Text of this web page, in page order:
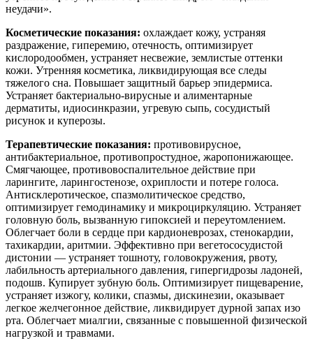
неудачи».
Косметические показания: охлаждает кожу, устраняя
раздражение, гиперемию, отечность, оптимизирует
кислородообмен, устраняет несвежие, землистые оттенки
кожи. Утренняя косметика, ликвидирующая все следы
тяжелого сна. Повышает защитный барьер эпидермиса.
Устраняет бактериально-вирусные и алиментарные
дерматиты, идиосинкразии, угревую сыпь, сосудистый
рисунок и куперозы.
Терапевтические показания: противовирусное,
антибактериальное, противопростудное, жаропонижающее.
Смягчающее, противовоспалительное действие при
ларингите, ларингостенозе, охриплости и потере голоса.
Антисклеротическое, спазмолитическое средство,
оптимизирует гемодинамику и микроциркуляцию. Устраняет
головную боль, вызванную гипоксией и переутомлением.
Облегчает боли в сердце при кардионеврозах, стенокардии,
тахикардии, аритмии. Эффективно при вегетососудистой
дистонии — устраняет тошноту, головокружения, рвоту,
лабильность артериального давления, гипергидрозы ладоней,
подошв. Купирует зубную боль. Оптимизирует пищеварение,
устраняет изжогу, колики, спазмы, дискинезии, оказывает
легкое желчегонное действие, ликвидирует дурной запах изо
рта. Облегчает миалгии, связанные с повышенной физической
нагрузкой и травмами.